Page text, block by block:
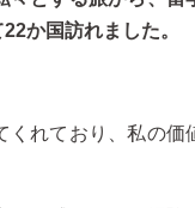
か国訪れました。
くれており、私の